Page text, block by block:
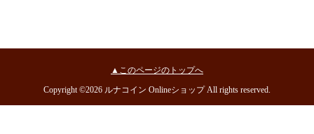
▲このページのトップへ
Copyright ©2026 ルナコイン Onlineショップ All rights reserved.